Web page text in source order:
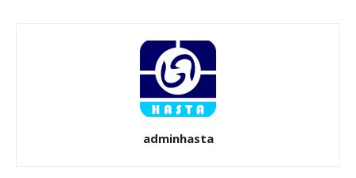
adminhasta